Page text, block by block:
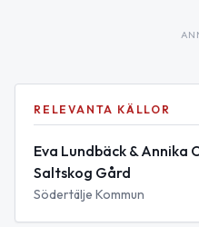
RELEVANTA KÄLLOR
Eva Lundbäck & Annika
Saltskog Gård
Södertälje Kommun